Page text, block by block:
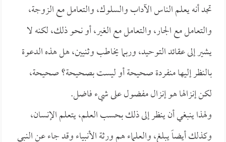
تجد أنه يعلم الناس الآداب والسلوك، والتعامل مع الزوجة،
والتعامل مع الجار، والتعامل مع الغير، أو نحو ذلك، لكنه لا
يشير إلى عقائد التوحيد، وربما يخاطب وثنيين، هل هذه الدعوة
بالنظر إليها منفردة صحيحة أو ليست بصحيحة؟ صحيحة،
لكن إنزالها هو إنزال مفضول على شيء فاضل.
ولهذا ينبغي أن ينظر إلى ذلك بحسب العلم، يتعلم الإنسان،
وكذلك أيضاً يبلغ، والعلماء هم ورثة الأنبياء وقد جاء عن النبي